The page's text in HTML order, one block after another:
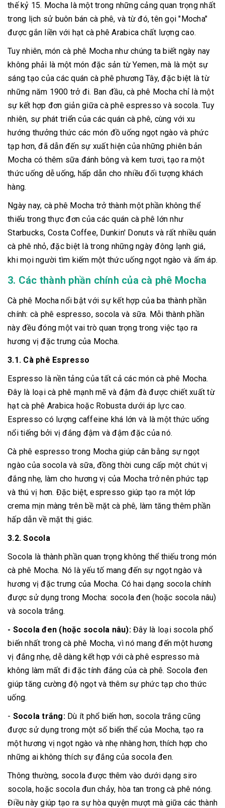
thế kỷ 15. Mocha là một trong những cảng quan trọng nhất
trong lịch sử buôn bán cà phê, và từ đó, tên gọi "Mocha"
được gắn liền với hạt cà phê Arabica chất lượng cao.
Tuy nhiên, món cà phê Mocha như chúng ta biết ngày nay
không phải là một món đặc sản từ Yemen, mà là một sự
sáng tạo của các quán cà phê phương Tây, đặc biệt là từ
những năm 1900 trở đi. Ban đầu, cà phê Mocha chỉ là một
sự kết hợp đơn giản giữa cà phê espresso và socola. Tuy
nhiên, sự phát triển của các quán cà phê, cùng với xu
hướng thưởng thức các món đồ uống ngọt ngào và phức
tạp hơn, đã dẫn đến sự xuất hiện của những phiên bản
Mocha có thêm sữa đánh bông và kem tươi, tạo ra một
thức uống dễ uống, hấp dẫn cho nhiều đối tượng khách
hàng.
Ngày nay, cà phê Mocha trở thành một phần không thể
thiếu trong thực đơn của các quán cà phê lớn như
Starbucks, Costa Coffee, Dunkin' Donuts và rất nhiều quán
cà phê nhỏ, đặc biệt là trong những ngày đông lạnh giá,
khi mọi người tìm kiếm một thức uống ngọt ngào và ấm áp.
3. Các thành phần chính của cà phê Mocha
Cà phê Mocha nổi bật với sự kết hợp của ba thành phần
chính: cà phê espresso, socola và sữa. Mỗi thành phần
này đều đóng một vai trò quan trọng trong việc tạo ra
hương vị đặc trưng của Mocha.
3.1. Cà phê Espresso
Espresso là nền tảng của tất cả các món cà phê Mocha.
Đây là loại cà phê mạnh mẽ và đậm đà được chiết xuất từ
hạt cà phê Arabica hoặc Robusta dưới áp lực cao.
Espresso có lượng caffeine khá lớn và là một thức uống
nổi tiếng bởi vị đắng đậm và đậm đặc của nó.
Cà phê espresso trong Mocha giúp cân bằng sự ngọt
ngào của socola và sữa, đồng thời cung cấp một chút vị
đắng nhẹ, làm cho hương vị của Mocha trở nên phức tạp
và thú vị hơn. Đặc biệt, espresso giúp tạo ra một lớp
crema mịn màng trên bề mặt cà phê, làm tăng thêm phần
hấp dẫn về mặt thị giác.
3.2. Socola
Socola là thành phần quan trọng không thể thiếu trong món
cà phê Mocha. Nó là yếu tố mang đến sự ngọt ngào và
hương vị đặc trưng của Mocha. Có hai dạng socola chính
được sử dụng trong Mocha: socola đen (hoặc socola nâu)
và socola trắng.
- Socola đen (hoặc socola nâu):Đây là loại socola phổ
biến nhất trong cà phê Mocha, vì nó mang đến một hương
vị đắng nhẹ, dễ dàng kết hợp với cà phê espresso mà
không làm mất đi đặc tính đắng của cà phê. Socola đen
giúp tăng cường độ ngọt và thêm sự phức tạp cho thức
uống.
- Socola trắng:Dù ít phổ biến hơn, socola trắng cũng
được sử dụng trong một số biến thể của Mocha, tạo ra
một hương vị ngọt ngào và nhẹ nhàng hơn, thích hợp cho
những ai không thích sự đắng của socola đen.
Thông thường, socola được thêm vào dưới dạng siro
socola, hoặc socola đun chảy, hòa tan trong cà phê nóng.
Điều này giúp tạo ra sự hòa quyện mượt mà giữa các thành